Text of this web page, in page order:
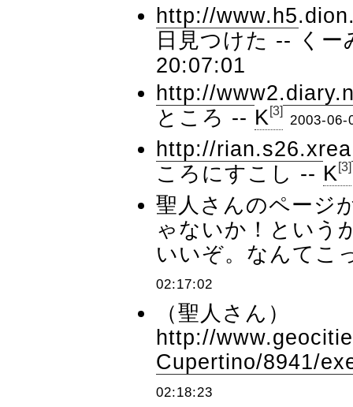
http://
日見つけた -- くー
20:07:01
http://
ところ -- K [3]
2003-06-
http://
ころにすこし -- K[3]
聖人さんのページ
ゃないか！という
いいぞ。なんてこ
02:17:02
（聖人さん）
http://
Cupertino/8941/
02:18:23